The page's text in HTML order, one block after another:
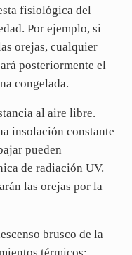
fisiológica del
Por ejemplo, si
orejas, cualquier
posteriormente el
congelada.
al aire libre.
insolación constante
pueden
de radiación UV.
las orejas por la
brusco de la